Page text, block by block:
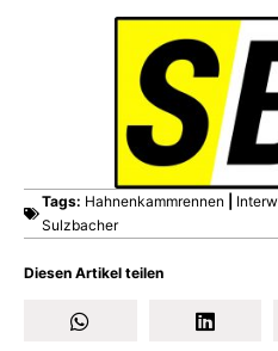
Diesen Artikel teilen
Tags: Hahnenkammrennen
Sulzbacher